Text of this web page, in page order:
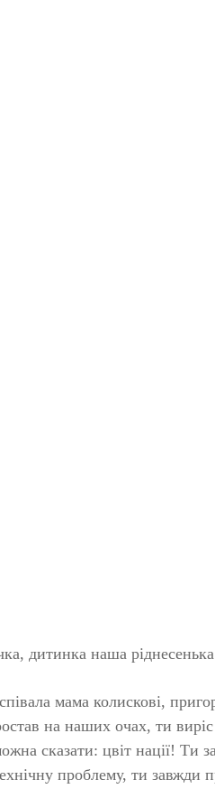
дитинка наша
мама колискові,
на наших очах, ти
сказати: цвіт нації! Ти
проблему, ти завжди